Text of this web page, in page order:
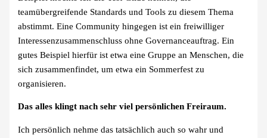
teamübergreifende Standards und Tools zu diesem Thema
abstimmt. Eine Community hingegen ist ein freiwilliger
Interessenzusammenschluss ohne Governanceauftrag. Ein
gutes Beispiel hierfür ist etwa eine Gruppe an Menschen, die
sich zusammenfindet, um etwa ein Sommerfest zu
organisieren.
Das alles klingt nach sehr viel persönlichen Freiraum.
Ich persönlich nehme das tatsächlich auch so wahr und